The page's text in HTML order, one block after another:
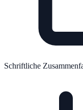
Schriftliche